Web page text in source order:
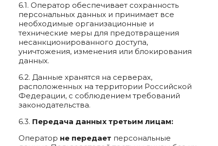
6.1. Оператор обеспечивает сохранность
персональных данных и принимает все
необходимые организационные и
технические меры для предотвращения
несанкционированного доступа,
уничтожения, изменения или блокирования
данных.
6.2. Данные хранятся на серверах,
расположенных на территории Российской
Федерации, с соблюдением требований
законодательства.
6.3. Передача данных третьим лицам:
Оператор не передает персональные